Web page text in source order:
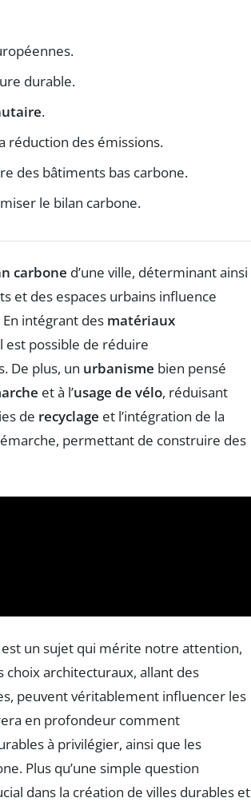
durable.
.
réduction des émissions.
des bâtiments bas carbone.
le bilan carbone.
carbone d’une ville, déterminant ainsi
et des espaces urbains influence
En intégrant des matériaux
est possible de réduire
De plus, un urbanisme bien pensé
et à l’usage de vélo, réduisant
de recyclage et l’intégration de la
permettant de construire des
est un sujet qui mérite notre attention,
architecturaux, allant des
peuvent véritablement influencer les
en profondeur comment
à privilégier, ainsi que les
Plus qu’une simple question
dans la création de villes durables et